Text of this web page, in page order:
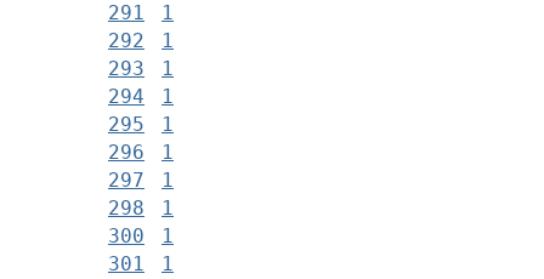
291
1
292
1
293
1
294
1
295
1
296
1
297
1
298
1
300
1
301
1